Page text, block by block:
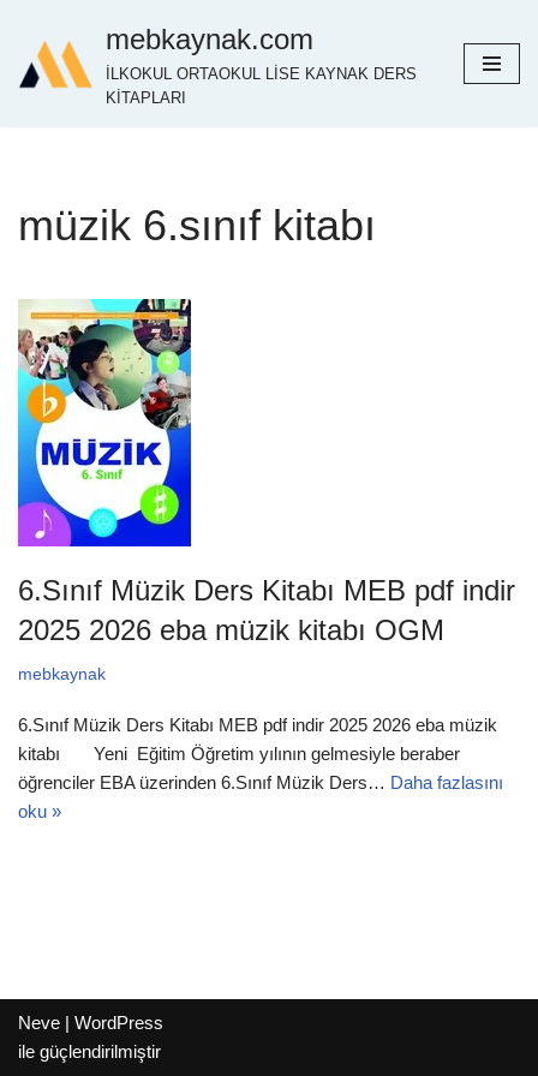
İçeriğe
geç
mebkaynak.com
İLKOKUL ORTAOKUL LİSE KAYNAK DERS
KİTAPLARI
müzik 6.sınıf kitabı
6.Sınıf Müzik Ders Kitabı MEB pdf indir
2025 2026 eba müzik kitabı OGM
mebkaynak
6.Sınıf Müzik Ders Kitabı MEB pdf indir 2025 2026 eba müzik
kitabı Yeni Eğitim Öğretim yılının gelmesiyle beraber
öğrenciler EBA üzerinden 6.Sınıf Müzik Ders… Daha fazlasını
oku »
Neve | WordPress
ile güçlendirilmiştir